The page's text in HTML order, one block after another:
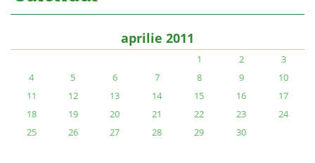
aprilie 2011
1 2
3
4
5 6 7 8 9
10
11
12 13 14 15 16
17
18
19 20 21 22 23
24
25
26 27 28 29 30